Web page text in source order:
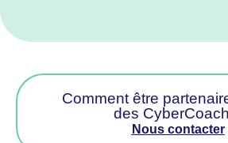
Comment être
des
Nous contacter